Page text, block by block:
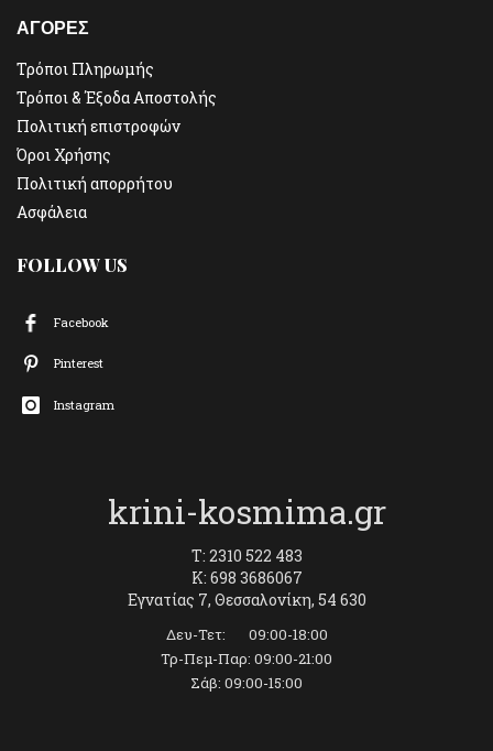
ΑΓΟΡΕΣ
Τρόποι Πληρωμής
Τρόποι & Έξοδα Αποστολής
Πολιτική επιστροφών
Όροι Χρήσης
Πολιτική απορρήτου
Ασφάλεια
FOLLOW US
Facebook
Pinterest
Instagram
krini-kosmima.gr
T: 2310 522 483
K: 698 3686067
Εγνατίας 7, Θεσσαλονίκη, 54 630
Δευ-Τετ: 09:00-18:00
Τρ-Πεμ-Παρ: 09:00-21:00
Σάβ: 09:00-15:00